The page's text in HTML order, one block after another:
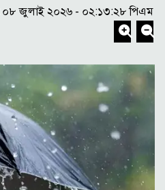
০৮ জুলাই ২০২৬ - ০২:১৩:২৮ পিএম